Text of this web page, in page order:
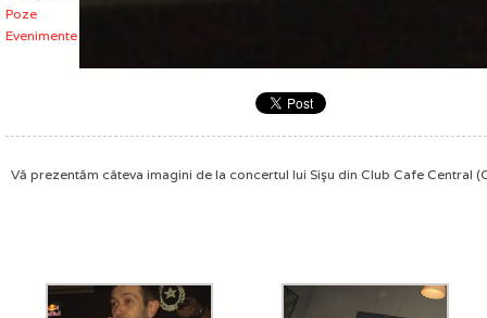
Poze
Evenimente
Vă prezentăm câteva imagini de la concertul lui Sişu din Club Cafe Central